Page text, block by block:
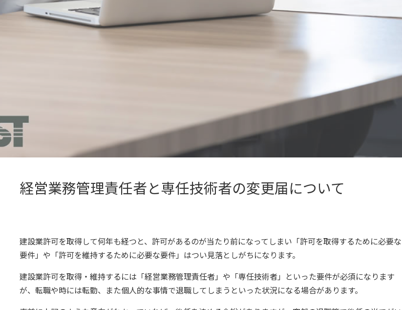
経営業務管理責任者と専任技術者の変更届について
建設業許可を取得して何年も経つと、許可があるのが当たり前になってしまい「許可を取得するために必要な
要件」や「許可を維持するために必要な要件」はつい見落としがちになります。
建設業許可を取得・維持するには「経営業務管理責任者」や「専任技術者」といった要件が必須になります
が、転職や時には転勤、また個人的な事情で退職してしまうといった状況になる場合があります。